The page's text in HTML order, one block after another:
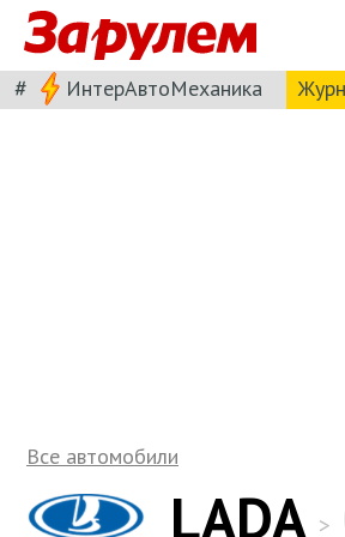
# ИнтерАвтоМеханика
Все автомобили
LADA >